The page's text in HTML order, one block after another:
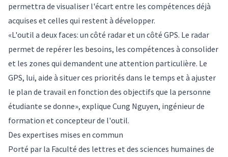
permettra de visualiser l'écart entre les compétences déjà
acquises et celles qui restent à développer.
«L'outil a deux faces: un côté radar et un côté GPS. Le radar
permet de repérer les besoins, les compétences à consolider
et les zones qui demandent une attention particulière. Le
GPS, lui, aide à situer ces priorités dans le temps et à ajuster
le plan de travail en fonction des objectifs que la personne
étudiante se donne», explique Cung Nguyen, ingénieur de
formation et concepteur de l'outil.
Des expertises mises en commun
Porté par la Faculté des lettres et des sciences humaines de